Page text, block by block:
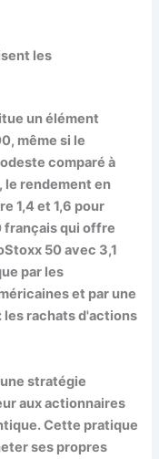
les
un élément
même si le
comparé à
le rendement en
1,4 et 1,6 pour
français qui offre
50 avec 3,1
par les
et par une
les rachats d'actions
stratégie
aux actionnaires
Cette pratique
ses propres